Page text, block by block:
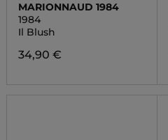
MARIONNAUD 1984
1984
Il Blush
34,90 €